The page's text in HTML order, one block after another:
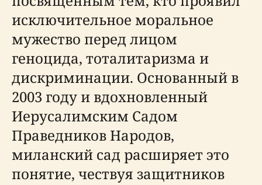
исключительное моральное
мужество перед лицом
геноцида, тоталитаризма и
дискриминации. Основанный в
2003 году и вдохновленный
Иерусалимским Садом
Праведников Народов,
миланский сад расширяет это
понятие, чествуя защитников